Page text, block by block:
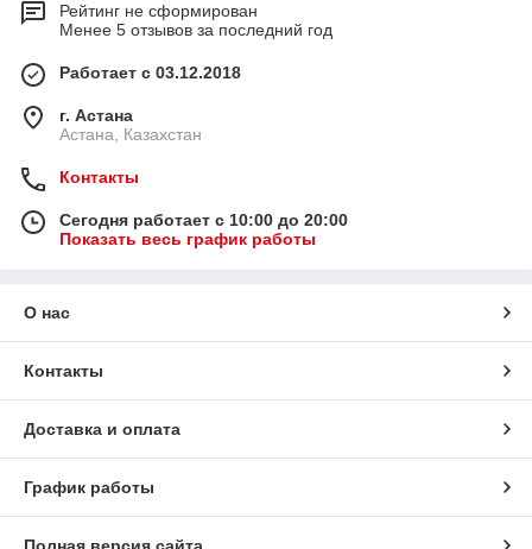
Рейтинг не сформирован
Менее 5 отзывов за последний год
Работает с 03.12.2018
г. Астана
Астана, Казахстан
Контакты
Сегодня работает с 10:00 до 20:00
Показать весь график работы
О нас
Контакты
Доставка и оплата
График работы